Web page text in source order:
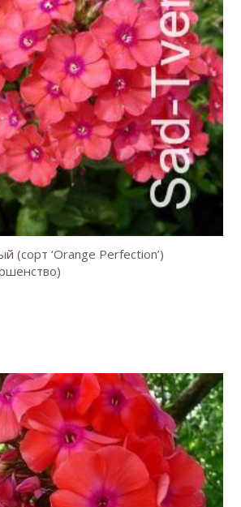
(сорт ‘Orange Perfection’)